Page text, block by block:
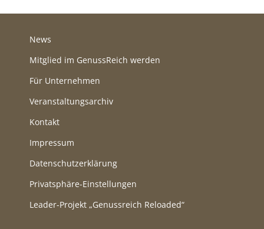
News
Mitglied im GenussReich werden
Für Unternehmen
Veranstaltungsarchiv
Kontakt
Impressum
Datenschutzerklärung
Privatsphäre-Einstellungen
Leader-Projekt „Genussreich Reloaded“